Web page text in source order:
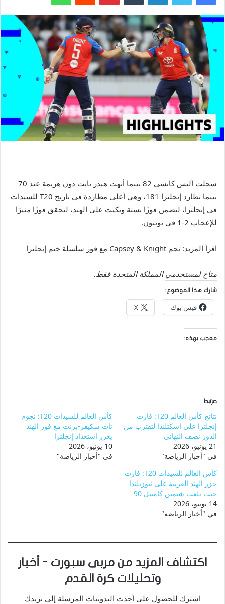
سجلت أليس كابسي 82 بينما أنهت هيذر نايت دون هزيمة عند 70
بينما تطارد إنجلترا 181، وهي أعلى مطاردة في تاريخ T20 للسيدات
في إنجلترا، لتضمن فوزًا بستة ويكيت على الهند، لتحقق فوزًا مثيرًا
للإعجاب 2-1 في تونتون.
اقرأ المزيد: نجم Capsey & Knight مع فوز سلسلة ختم إنجلترا
متاح لمستخدمي المملكة المتحدة فقط.
شارك هذا الموضوع:
فيس بوك X
معجب بهذه:
مرتبط
نتائج كأس العالم T20: فازت
إنجلترا على اسكتلندا لتقترب من
الدور نصف النهائي
21 يونيو، 2026
في "أخبار الرياضة"
كأس العالم للسيدات T20: نجوم
نات سكيفر-برنت مع فوز الهند
يعزز استعداد إنجلترا
10 يونيو، 2026
في "أخبار الرياضة"
كأس العالم للسيدات T20: فازت
جزر الهند الغربية على نيوزيلندا
حيث بلغت شيمين كامبيل 90
14 يونيو، 2026
في "أخبار الرياضة"
اكتشاف المزيد من مربى سبورت - أخبار
وتحليلات كرة القدم
اشترك للحصول على أحدث التدوينات المرسلة إلى بريدك